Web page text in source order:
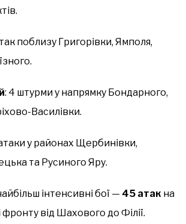
поблизу Григорівки, Ямполя,
: 4 штурми у напрямку Бондарного,
Василівки.
у районах Щербинівки,
та Русиного Яру.
інтенсивні бої — 45 атак на
фронту від Шахового до Філії.